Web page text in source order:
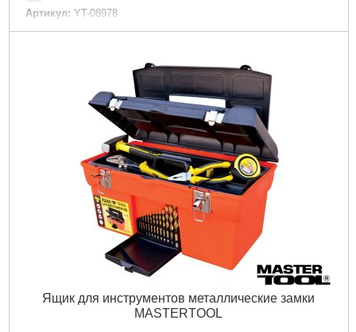
Артикул: YT-08978
Код товара: 30.98.42
Подробнее...
Ящик для инструментов металлические замки
MASTERTOOL